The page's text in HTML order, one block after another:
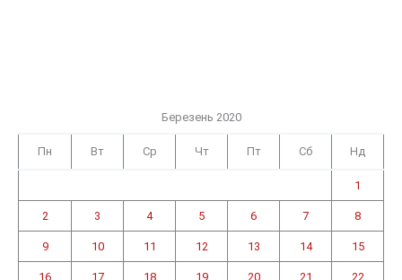
Березень 2020
Пн Вт Ср Чт Пт Сб Нд
1
2 3 4 5 6 7 8
9 10 11 12 13 14 15
16 17 18 19 20 21 22